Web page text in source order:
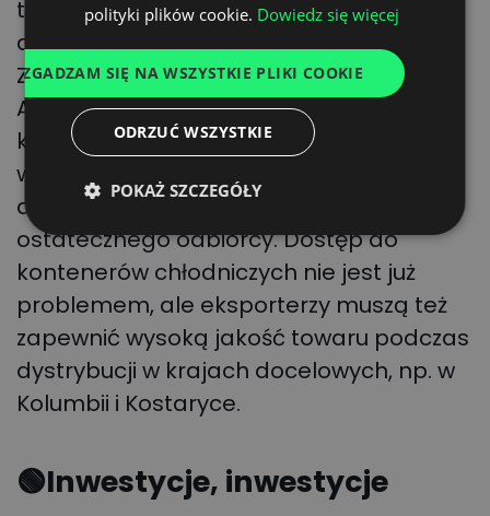
także w coraz większym stopniu na rynki
azjatyckie, do Egiptu, Jordanii,
Zjednoczonych Emiratów Arabskich oraz
Arabii Saudyjskiej. I w tzw. ciepłych
krajach wysoka temperatura staje się
wyzwaniem, jeśli eksporterzy chcą
dostarczyć świeże produkty do
ostatecznego odbiorcy. Dostęp do
kontenerów chłodniczych nie jest już
problemem, ale eksporterzy muszą też
zapewnić wysoką jakość towaru podczas
dystrybucji w krajach docelowych, np. w
Kolumbii i Kostaryce.
🟢Inwestycje, inwestycje
FRENCH
polityki plików cookie. Dowiedz się więcej
ZGADZAM SIĘ NA WSZYSTKIE PLIKI COOKIE
ODRZUĆ WSZYSTKIE
POKAŻ SZCZEGÓŁY